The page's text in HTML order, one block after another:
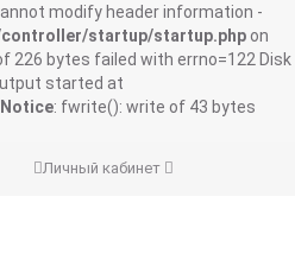
modify header information -
startup/startup.php on
226 bytes failed with errno=122 Disk
started at
Notice: fwrite(): write of 43 bytes
Личный кабинет